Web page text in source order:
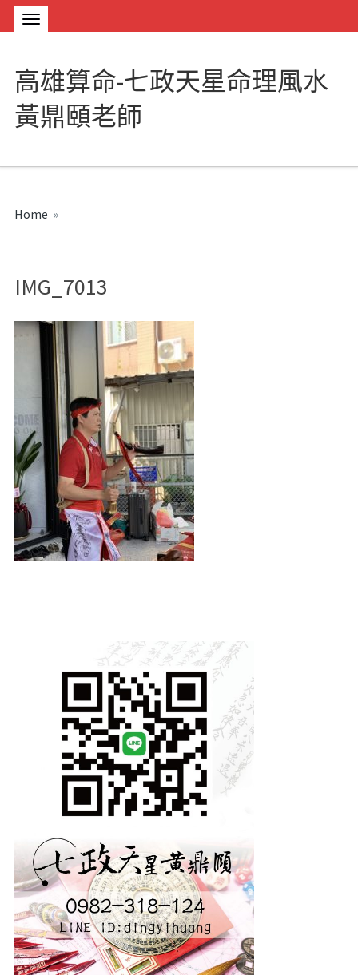
高雄算命-七政天星命理風水
黃鼎頤老師
Home »
IMG_7013